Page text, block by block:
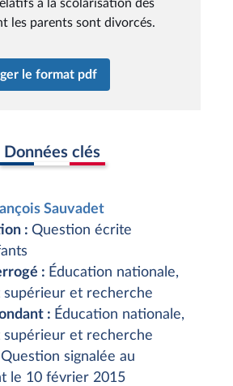
à la scolarisation des
les parents sont divorcés.
le format pdf
Données clés
Sauvadet
: Question écrite
: Éducation nationale,
supérieur et recherche
: Éducation nationale,
supérieur et recherche
Question signalée au
le 10 février 2015